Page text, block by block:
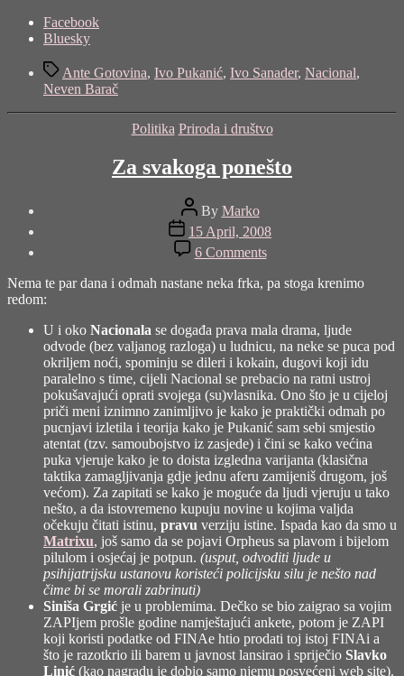
Share
"Ivo
Pukanić
heroj
Facebook
Bluesky
TagsAnte Gotovina, Ivo Pukanić, Ivo Sanader, Nacional,
Neven Barač
Categories
Politika Priroda i društvo
Za svakoga ponešto
Post
author
By Marko
Post
date
15 April, 2008
6 Commentson
Za
svakoga
ponešto
Nema te par dana i odmah nastane neka frka, pa stoga krenimo
redom:
U i oko Nacionala se događa prava mala drama, ljude
odvode (bez valjanog razloga) u ludnicu, na neke se puca pod
okriljem noći, spominju se dileri i kokain, dugovi koji idu
paralelno s time, cijeli Nacional se prebacio na ratni ustroj
pokušavajući oprati svojega (su)vlasnika. Ono što je u cijeloj
priči meni iznimno zanimljivo je kako je praktički odmah po
pucnjavi izletila i teorija kako je Pukanić sam sebi smjestio
atentat (tzv. samoubojstvo iz zasjede) i čini se kako većina
puka vjeruje kako je to doista izgledna varijanta (klasična
taktika zamagljivanja gdje jednu aferu zamijeniš drugom, još
većom). Za zapitati se kako je moguće da ljudi vjeruju u tako
nešto, a da istovremeno kupuju novine u kojima valjda
očekuju čitati istinu, pravu verziju istine. Ispada kao da smo u
Matrixu, još samo da se pojavi Orpheus sa plavom i bijelom
pilulom i osjećaj je potpun. (usput, odvoditi ljude u
psihijatrijsku ustanovu koristeći policijsku silu je nešto nad
čime bi se morali zabrinuti)
Siniša Grgić je u problemima. Dečko se bio zaigrao sa vojim
ZAPIjem prošle godine namještajući ankete, potom je ZAPI
koji koristi podatke od FINAe htio prodati toj istoj FINAi a
što je razotkrio ili barem u javnost lansirao i spriječio Slavko
Linić (kao nagradu je dobio samo njemu posvećeni web site).